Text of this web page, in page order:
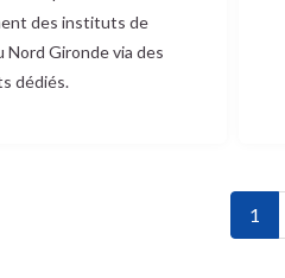
des instituts de
Nord Gironde via des
dédiés.
1